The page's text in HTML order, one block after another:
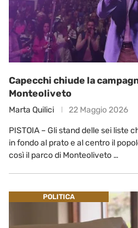
Capecchi chiude la
Monteoliveto
Marta Quilici 22 Maggio 2026
PISTOIA – Gli stand delle sei liste
in fondo al prato e al centro il
così il parco di Monteoliveto …
POLITICA